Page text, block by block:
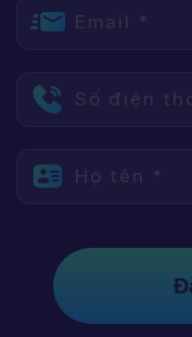
Email *
Số điện
Họ tên *